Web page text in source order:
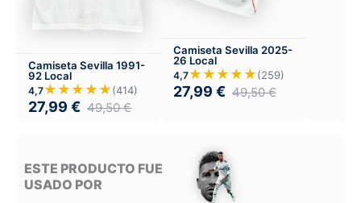
Camiseta Sevilla 1991-
92 Local
4,7★★★★★(414)
27,99 € 49,50€
Camiseta Sevilla 2025-
26 Local
4,7★★★★★(259)
27,99 € 49,50€
ESTE PRODUCTO FUE
USADO POR